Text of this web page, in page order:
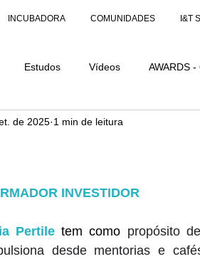
INCUBADORA COMUNIDADES I&T
Estudos Vídeos AWARDS -
CATEGORIA DISTINÇÃO
de 2025 1 min de leitura
INVESTIDOR
Pertile tem como propósito
desde mentorias e